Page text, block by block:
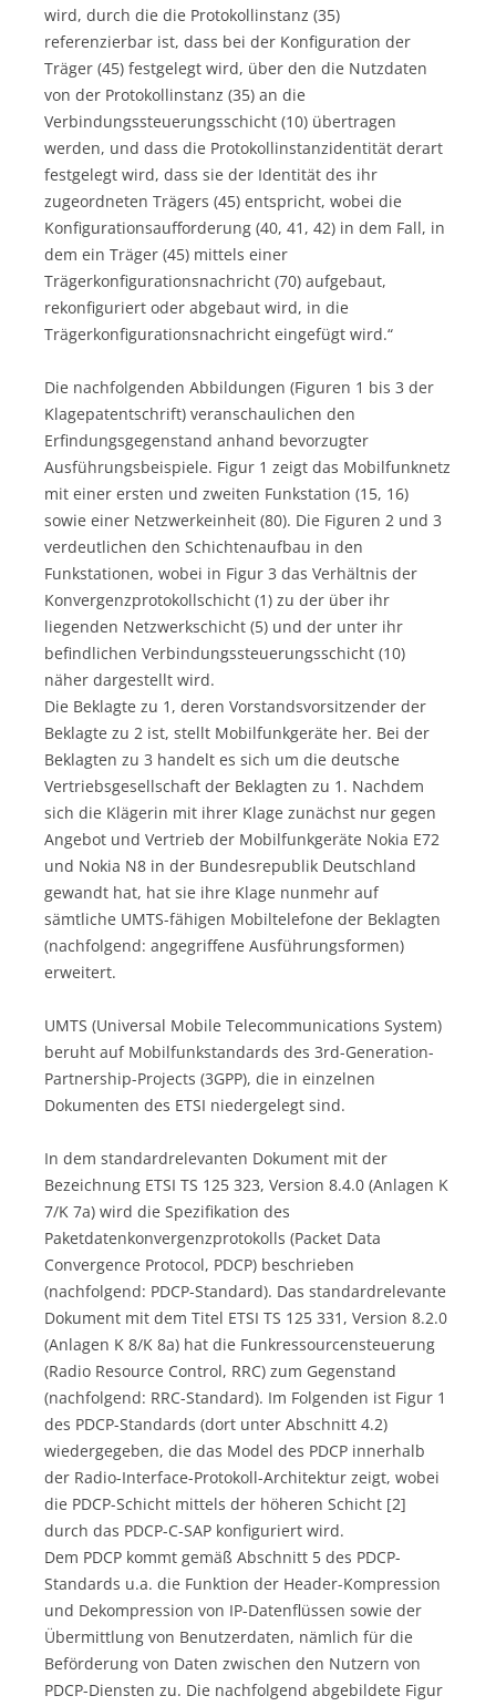
wird, durch die die Protokollinstanz (35)
referenzierbar ist, dass bei der Konfiguration der
Träger (45) festgelegt wird, über den die Nutzdaten
von der Protokollinstanz (35) an die
Verbindungssteuerungsschicht (10) übertragen
werden, und dass die Protokollinstanzidentität derart
festgelegt wird, dass sie der Identität des ihr
zugeordneten Trägers (45) entspricht, wobei die
Konfigurationsaufforderung (40, 41, 42) in dem Fall, in
dem ein Träger (45) mittels einer
Trägerkonfigurationsnachricht (70) aufgebaut,
rekonfiguriert oder abgebaut wird, in die
Trägerkonfigurationsnachricht eingefügt wird.“
Die nachfolgenden Abbildungen (Figuren 1 bis 3 der
Klagepatentschrift) veranschaulichen den
Erfindungsgegenstand anhand bevorzugter
Ausführungsbeispiele. Figur 1 zeigt das Mobilfunknetz
mit einer ersten und zweiten Funkstation (15, 16)
sowie einer Netzwerkeinheit (80). Die Figuren 2 und 3
verdeutlichen den Schichtenaufbau in den
Funkstationen, wobei in Figur 3 das Verhältnis der
Konvergenzprotokollschicht (1) zu der über ihr
liegenden Netzwerkschicht (5) und der unter ihr
befindlichen Verbindungssteuerungsschicht (10)
näher dargestellt wird.
Die Beklagte zu 1, deren Vorstandsvorsitzender der
Beklagte zu 2 ist, stellt Mobilfunkgeräte her. Bei der
Beklagten zu 3 handelt es sich um die deutsche
Vertriebsgesellschaft der Beklagten zu 1. Nachdem
sich die Klägerin mit ihrer Klage zunächst nur gegen
Angebot und Vertrieb der Mobilfunkgeräte Nokia E72
und Nokia N8 in der Bundesrepublik Deutschland
gewandt hat, hat sie ihre Klage nunmehr auf
sämtliche UMTS-fähigen Mobiltelefone der Beklagten
(nachfolgend: angegriffene Ausführungsformen)
erweitert.
UMTS (Universal Mobile Telecommunications System)
beruht auf Mobilfunkstandards des 3rd-Generation-
Partnership-Projects (3GPP), die in einzelnen
Dokumenten des ETSI niedergelegt sind.
In dem standardrelevanten Dokument mit der
Bezeichnung ETSI TS 125 323, Version 8.4.0 (Anlagen K
7/K 7a) wird die Spezifikation des
Paketdatenkonvergenzprotokolls (Packet Data
Convergence Protocol, PDCP) beschrieben
(nachfolgend: PDCP-Standard). Das standardrelevante
Dokument mit dem Titel ETSI TS 125 331, Version 8.2.0
(Anlagen K 8/K 8a) hat die Funkressourcensteuerung
(Radio Resource Control, RRC) zum Gegenstand
(nachfolgend: RRC-Standard). Im Folgenden ist Figur 1
des PDCP-Standards (dort unter Abschnitt 4.2)
wiedergegeben, die das Model des PDCP innerhalb
der Radio-Interface-Protokoll-Architektur zeigt, wobei
die PDCP-Schicht mittels der höheren Schicht [2]
durch das PDCP-C-SAP konfiguriert wird.
Dem PDCP kommt gemäß Abschnitt 5 des PDCP-
Standards u.a. die Funktion der Header-Kompression
und Dekompression von IP-Datenflüssen sowie der
Übermittlung von Benutzerdaten, nämlich für die
Beförderung von Daten zwischen den Nutzern von
PDCP-Diensten zu. Die nachfolgend abgebildete Figur